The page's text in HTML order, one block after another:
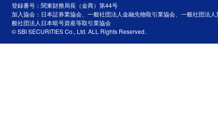
登録番号：関東財務局長（金商）第44号
加入協会：日本証券業協会、一般社団法人金融先物取引業協会、一般社団法
般社団法人日本暗号資産等取引業協会
© SBI SECURITIES Co., Ltd. ALL Rights Reserved.